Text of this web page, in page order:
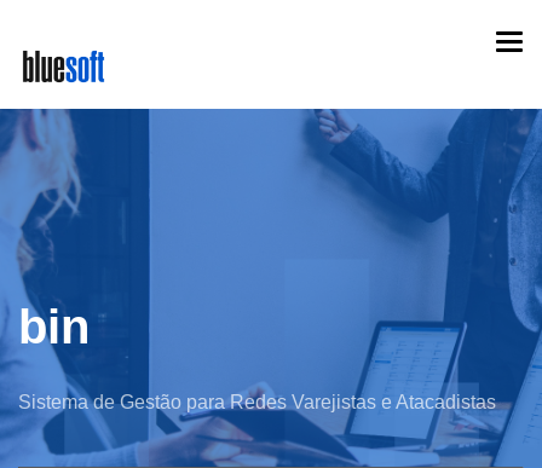
main
content
bin
Sistema de Gestão para Redes Varejistas e Atacadistas